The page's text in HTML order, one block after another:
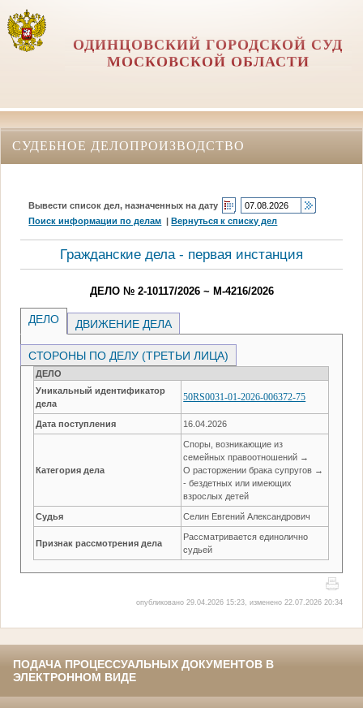
ОДИНЦОВСКИЙ ГОРОДСКОЙ СУД
МОСКОВСКОЙ ОБЛАСТИ
СУДЕБНОЕ ДЕЛОПРОИЗВОДСТВО
Вывести список дел, назначенных на дату
Поиск информации по делам |Вернуться к списку дел
Гражданские дела - первая инстанция
ДЕЛО № 2-10117/2026 ~ М-4216/2026
ДЕЛО ДВИЖЕНИЕ ДЕЛА
СТОРОНЫ ПО ДЕЛУ (ТРЕТЬИ ЛИЦА)
ДЕЛО
Уникальный идентификатор
дела
50RS0031-01-2026-006372-75
Дата поступления 16.04.2026
Категория дела
Споры, возникающие из
семейных правоотношений →
О расторжении брака супругов →
- бездетных или имеющих
взрослых детей
Судья Селин Евгений Александрович
Признак рассмотрения дела
Рассматривается единолично
судьей
опубликовано 29.04.2026 15:23, изменено 22.07.2026 20:34
ПОДАЧА ПРОЦЕССУАЛЬНЫХ ДОКУМЕНТОВ В
ЭЛЕКТРОННОМ ВИДЕ